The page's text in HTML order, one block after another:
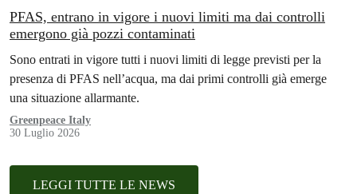
PFAS, entrano in vigore i nuovi limiti ma dai controlli
emergono già pozzi contaminati
Sono entrati in vigore tutti i nuovi limiti di legge previsti per la
presenza di PFAS nell’acqua, ma dai primi controlli già emerge
una situazione allarmante.
Greenpeace Italy
30 Luglio 2026
LEGGI TUTTE LE NEWS